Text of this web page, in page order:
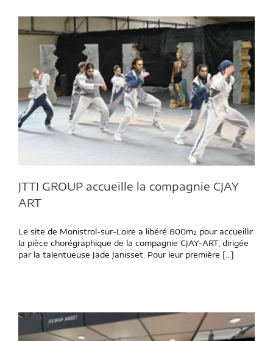
JTTI GROUP accueille la compagnie CJAY
ART
Le site de Monistrol-sur-Loire a libéré 800m² pour accueillir
la pièce chorégraphique de la compagnie CJAY-ART, dirigée
par la talentueuse Jade Janisset. Pour leur première [...]